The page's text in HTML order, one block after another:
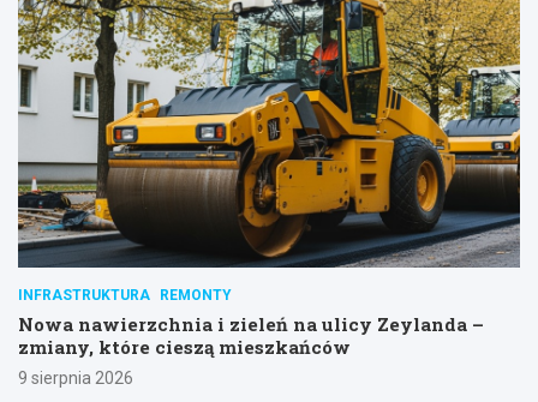
INFRASTRUKTURA REMONTY
Nowa nawierzchnia i zieleń na ulicy Zeylanda –
zmiany, które cieszą mieszkańców
9 sierpnia 2026